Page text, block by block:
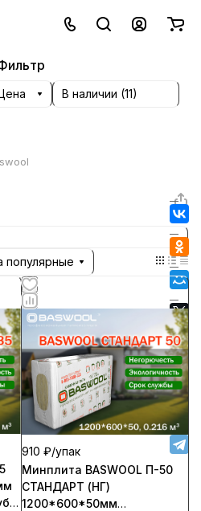
В наличии (11)
популярные
910 ₽/упак
Минплита BASWOOL П-50
СТАНДАРТ (НГ)
1200*600*50мм